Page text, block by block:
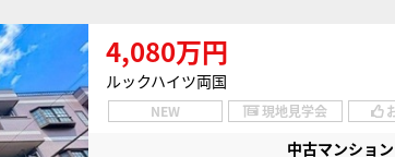
4,080万円
ルックハイツ両国
NEW 現地見学会
中古マンション